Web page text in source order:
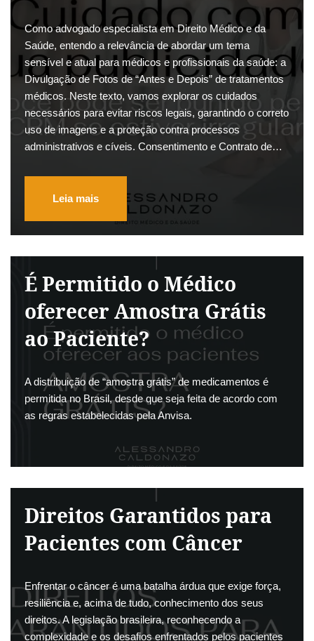
Como advogado especialista em Direito Médico e da
Saúde, entendo a relevância de abordar um tema
sensível e atual para médicos e profissionais da saúde: a
Divulgação de Fotos de “Antes e Depois” de tratamentos
médicos. Neste texto, vamos explorar os cuidados
necessários para evitar riscos legais, garantindo o correto
uso de imagens e a proteção contra processos
administrativos e cíveis. Consentimento e Contrato de…
Leia mais
É Permitido o Médico
oferecer Amostra Grátis
ao Paciente?
A distribuição de “amostra grátis” de medicamentos é
permitida no Brasil, desde que seja feita de acordo com
as regras estabelecidas pela Anvisa.
Direitos Garantidos para
Pacientes com Câncer
Enfrentar o câncer é uma batalha árdua que exige força,
resiliência e, acima de tudo, conhecimento dos seus
direitos. A legislação brasileira, reconhecendo a
complexidade e os desafios enfrentados pelos pacientes